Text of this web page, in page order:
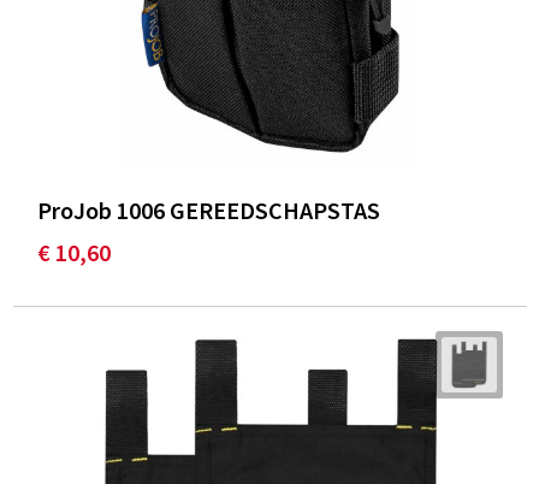
ProJob 1006 GEREEDSCHAPSTAS
€ 10,60